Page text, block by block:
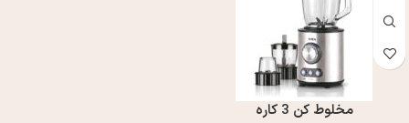
مخلوط کن 3 کاره